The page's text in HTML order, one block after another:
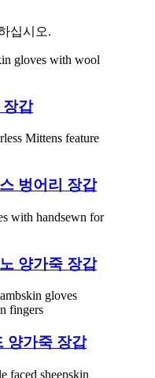
십시오.
장갑
벙어리 장갑
양가죽 장갑
양가죽 장갑